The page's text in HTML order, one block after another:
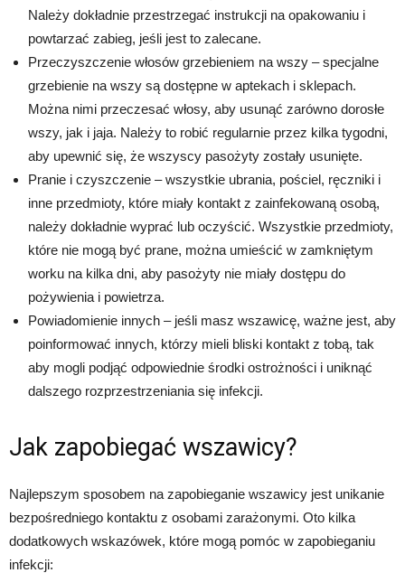
Należy dokładnie przestrzegać instrukcji na opakowaniu i
powtarzać zabieg, jeśli jest to zalecane.
Przeczyszczenie włosów grzebieniem na wszy – specjalne
grzebienie na wszy są dostępne w aptekach i sklepach.
Można nimi przeczesać włosy, aby usunąć zarówno dorosłe
wszy, jak i jaja. Należy to robić regularnie przez kilka tygodni,
aby upewnić się, że wszyscy pasożyty zostały usunięte.
Pranie i czyszczenie – wszystkie ubrania, pościel, ręczniki i
inne przedmioty, które miały kontakt z zainfekowaną osobą,
należy dokładnie wyprać lub oczyścić. Wszystkie przedmioty,
które nie mogą być prane, można umieścić w zamkniętym
worku na kilka dni, aby pasożyty nie miały dostępu do
pożywienia i powietrza.
Powiadomienie innych – jeśli masz wszawicę, ważne jest, aby
poinformować innych, którzy mieli bliski kontakt z tobą, tak
aby mogli podjąć odpowiednie środki ostrożności i uniknąć
dalszego rozprzestrzeniania się infekcji.
Jak zapobiegać wszawicy?
Najlepszym sposobem na zapobieganie wszawicy jest unikanie
bezpośredniego kontaktu z osobami zarażonymi. Oto kilka
dodatkowych wskazówek, które mogą pomóc w zapobieganiu
infekcji: